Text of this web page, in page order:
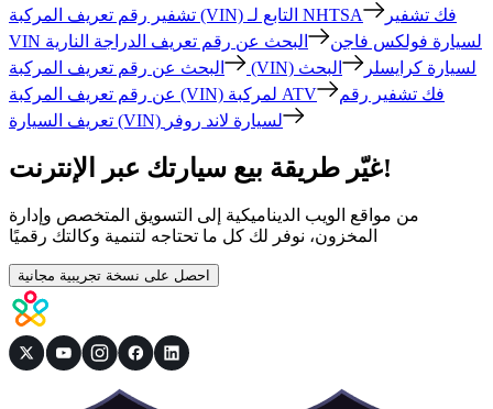
تشفير رقم تعريف المركبة (VIN) التابع لـ NHTSA
فك تشفير
VIN لسيارة فولكس فاجن
البحث عن رقم تعريف الدراجة النارية
البحث عن رقم تعريف المركبة (VIN) لسيارة كرايسلر
البحث
عن رقم تعريف المركبة (VIN) لمركبة ATV
فك تشفير رقم
تعريف السيارة (VIN) لسيارة لاند روفر
غيّر طريقة بيع سيارتك عبر الإنترنت!
من مواقع الويب الديناميكية إلى التسويق المتخصص وإدارة
المخزون، نوفر لك كل ما تحتاجه لتنمية وكالتك رقميًا
احصل على نسخة تجريبية مجانية